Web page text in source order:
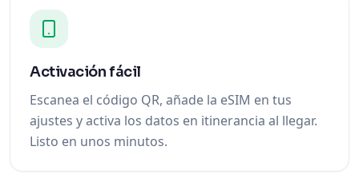
Activación fácil
Escanea el código QR, añade la eSIM en tus
ajustes y activa los datos en itinerancia al llegar.
Listo en unos minutos.